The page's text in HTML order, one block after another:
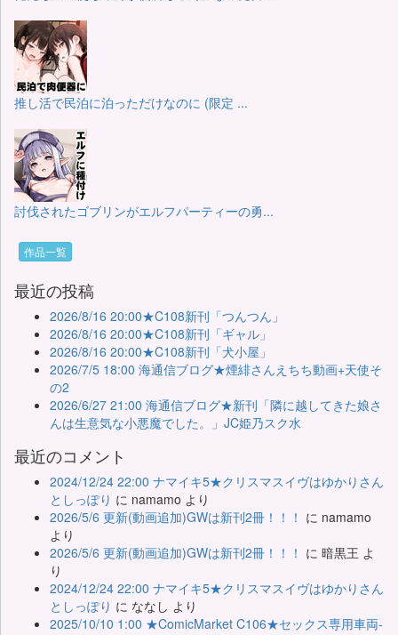
推し活で民泊に泊っただけなのに (限定 ...
討伐されたゴブリンがエルフパーティーの勇...
作品一覧
最近の投稿
2026/8/16 20:00★C108新刊「つんつん」
2026/8/16 20:00★C108新刊「ギャル」
2026/8/16 20:00★C108新刊「犬小屋」
2026/7/5 18:00 海通信ブログ★煙緋さんえちち動画+天使そ
の2
2026/6/27 21:00 海通信ブログ★新刊「隣に越してきた娘さ
んは生意気な小悪魔でした。」JC姫乃スク水
最近のコメント
2024/12/24 22:00 ナマイキ5★クリスマスイヴはゆかりさん
としっぽり に namamo より
2026/5/6 更新(動画追加)GWは新刊2冊！！！ に namamo
より
2026/5/6 更新(動画追加)GWは新刊2冊！！！ に 暗黒王 よ
り
2024/12/24 22:00 ナマイキ5★クリスマスイヴはゆかりさん
としっぽり に ななし より
2025/10/10 1:00 ★ComicMarket C106★セックス専用車両-